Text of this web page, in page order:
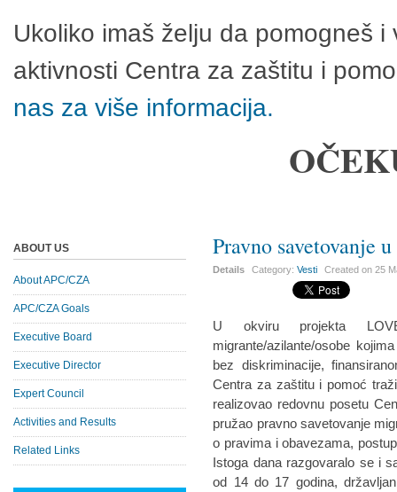
Ukoliko imaš želju da pomogneš
aktivnosti Centra za zaštitu i
nas za više informacija.
Pravno savetovanje
Details Category:Vesti Created on25
U okviru projekta
migrante/azilante/osobe
bez diskriminacije,
Centra za zaštitu i pomoć
realizovao redovnu posetu
pružao pravno savetovanje
o pravima i obavezama,
Istoga dana razgovaralo se i
od 14 do 17 godina,
ABOUT US
About APC/CZA
APC/CZA Goals
Executive Board
Executive Director
Expert Council
Activities and Results
Related Links